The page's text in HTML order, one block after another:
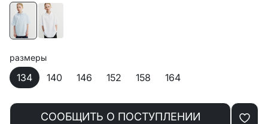
размеры
134 140 146 152 158 164
СООБЩИТЬ О ПОСТУПЛЕНИИ